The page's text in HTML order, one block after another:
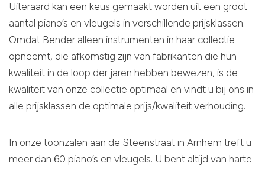
Uiteraard kan een keus gemaakt worden uit een groot
aantal piano’s en vleugels in verschillende prijsklassen.
Omdat Bender alleen instrumenten in haar collectie
opneemt, die afkomstig zijn van fabrikanten die hun
kwaliteit in de loop der jaren hebben bewezen, is de
kwaliteit van onze collectie optimaal en vindt u bij ons in
alle prijsklassen de optimale prijs/kwaliteit verhouding.
In onze toonzalen aan de Steenstraat in Arnhem treft u
meer dan 60 piano’s en vleugels. U bent altijd van harte